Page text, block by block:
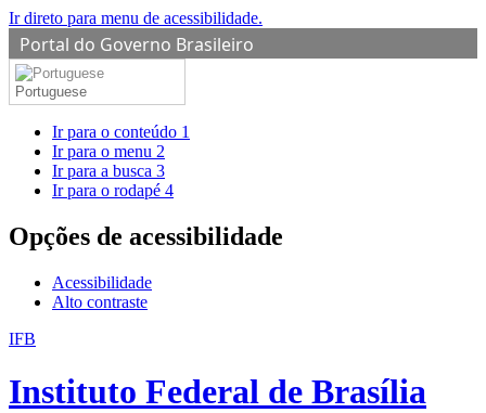
Ir direto para menu de acessibilidade.
Portal do Governo Brasileiro
Portuguese
Ir para o conteúdo 1
Ir para o menu 2
Ir para a busca 3
Ir para o rodapé 4
Opções de acessibilidade
Acessibilidade
Alto contraste
IFB
Instituto Federal de Brasília